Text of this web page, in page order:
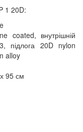
1 20D:
coated, внутрішній
підлога 20D nylon
alloy
95 см